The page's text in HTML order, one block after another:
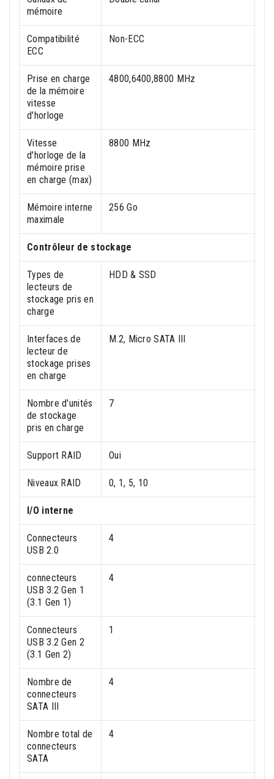
mémoire
Сompatibilité
ECC
Non-ECC
Prise en charge
de la mémoire
vitesse
d'horloge
4800,6400,8800 MHz
Vitesse
d'horloge de la
mémoire prise
en charge (max)
8800 MHz
Mémoire interne
maximale
256 Go
Contrôleur de stockage
Types de
lecteurs de
stockage pris en
charge
HDD & SSD
Interfaces de
lecteur de
stockage prises
en charge
M.2, Micro SATA III
Nombre d'unités
de stockage
pris en charge
7
Support RAID Oui
Niveaux RAID 0, 1, 5, 10
I/O interne
Connecteurs
USB 2.0
4
connecteurs
USB 3.2 Gen 1
(3.1 Gen 1)
4
Connecteurs
USB 3.2 Gen 2
(3.1 Gen 2)
1
Nombre de
connecteurs
SATA III
4
Nombre total de
connecteurs
SATA
4